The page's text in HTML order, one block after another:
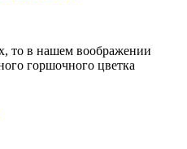
то в нашем воображении
горшочного цветка